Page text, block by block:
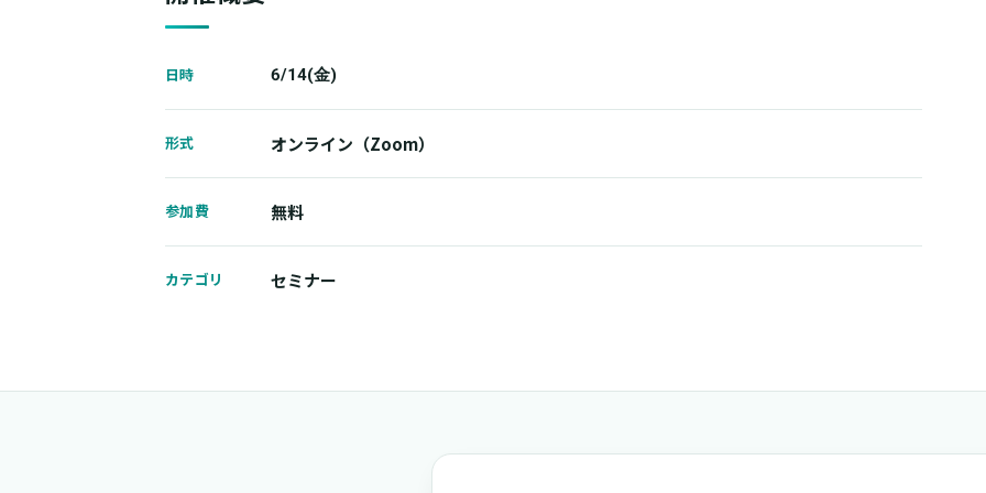
日時 6/14(金)
形式 オンライン（Zoom）
参加費 無料
カテゴリ セミナー